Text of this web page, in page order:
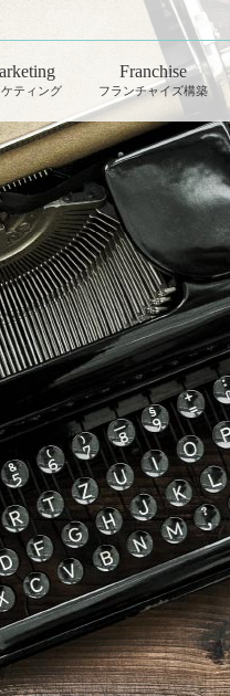
ティング
告運用
ウント運用
エンサーPR
送客支援
ケティング部
ティング
Franchise
フランチャイズ構築